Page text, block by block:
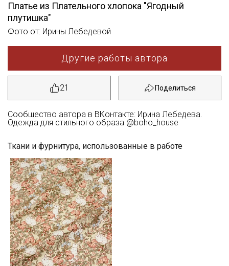
Платье из Плательного хлопока "Ягодный
плутишка"
Фото от: Ирины Лебедевой
Другие работы автора
21
Сообщество автора в ВКонтакте: Ирина Лебедева.
Одежда для стильного образа @boho_house
Ткани и фурнитура, использованные в работе
Секретная рассылка от Купава